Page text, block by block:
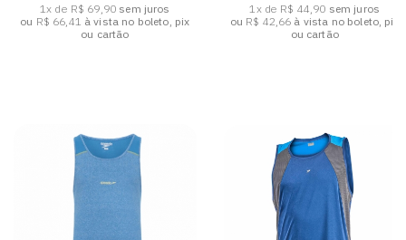
1x de R$ 69,90 sem juros
ou R$ 66,41 à vista no boleto, pix
ou cartão
1x de R$ 44,90 sem juros
ou R$ 42,66 à vista no boleto, pix
ou cartão